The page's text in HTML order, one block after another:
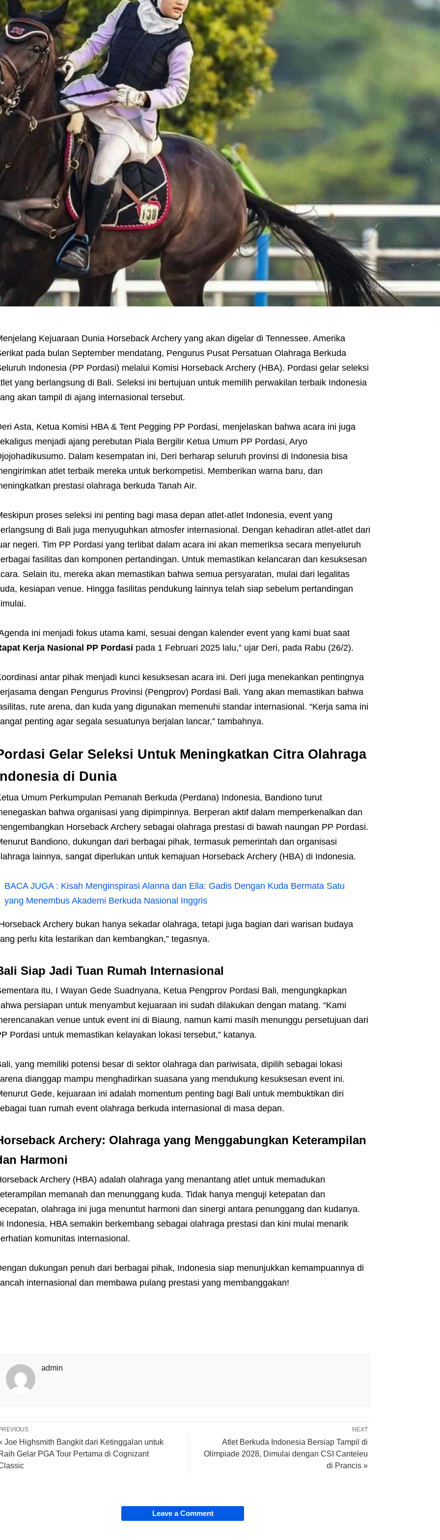
Kejuaraan Dunia Horseback Archery yang akan digelar di Tennessee. Amerika
pada bulan September mendatang, Pengurus Pusat Persatuan Olahraga Berkuda
Indonesia (PP Pordasi) melalui Komisi Horseback Archery (HBA). Pordasi gelar seleksi
yang berlangsung di Bali. Seleksi ini bertujuan untuk memilih perwakilan terbaik Indonesia
akan tampil di ajang internasional tersebut.
Asta, Ketua Komisi HBA & Tent Pegging PP Pordasi, menjelaskan bahwa acara ini juga
menjadi ajang perebutan Piala Bergilir Ketua Umum PP Pordasi, Aryo
Dalam kesempatan ini, Deri berharap seluruh provinsi di Indonesia bisa
atlet terbaik mereka untuk berkompetisi. Memberikan warna baru, dan
prestasi olahraga berkuda Tanah Air.
proses seleksi ini penting bagi masa depan atlet-atlet Indonesia, event yang
di Bali juga menyuguhkan atmosfer internasional. Dengan kehadiran atlet-atlet dari
negeri. Tim PP Pordasi yang terlibat dalam acara ini akan memeriksa secara menyeluruh
fasilitas dan komponen pertandingan. Untuk memastikan kelancaran dan kesuksesan
Selain itu, mereka akan memastikan bahwa semua persyaratan, mulai dari legalitas
kesiapan venue. Hingga fasilitas pendukung lainnya telah siap sebelum pertandingan
ini menjadi fokus utama kami, sesuai dengan kalender event yang kami buat saat
Kerja Nasional PP Pordasi pada 1 Februari 2025 lalu,” ujar Deri, pada Rabu (26/2).
antar pihak menjadi kunci kesuksesan acara ini. Deri juga menekankan pentingnya
dengan Pengurus Provinsi (Pengprov) Pordasi Bali. Yang akan memastikan bahwa
rute arena, dan kuda yang digunakan memenuhi standar internasional. “Kerja sama ini
penting agar segala sesuatunya berjalan lancar,” tambahnya.
Gelar Seleksi Untuk Meningkatkan Citra Olahraga
di Dunia
Umum Perkumpulan Pemanah Berkuda (Perdana) Indonesia, Bandiono turut
bahwa organisasi yang dipimpinnya. Berperan aktif dalam memperkenalkan dan
Horseback Archery sebagai olahraga prestasi di bawah naungan PP Pordasi.
Bandiono, dukungan dari berbagai pihak, termasuk pemerintah dan organisasi
lainnya, sangat diperlukan untuk kemajuan Horseback Archery (HBA) di Indonesia.
BACA JUGA : Kisah Menginspirasi Alanna dan Ella: Gadis Dengan Kuda Bermata Satu
yang Menembus Akademi Berkuda Nasional Inggris
Archery bukan hanya sekadar olahraga, tetapi juga bagian dari warisan budaya
perlu kita lestarikan dan kembangkan,” tegasnya.
Siap Jadi Tuan Rumah Internasional
itu, I Wayan Gede Suadnyana, Ketua Pengprov Pordasi Bali, mengungkapkan
persiapan untuk menyambut kejuaraan ini sudah dilakukan dengan matang. “Kami
venue untuk event ini di Biaung, namun kami masih menunggu persetujuan dari
Pordasi untuk memastikan kelayakan lokasi tersebut,” katanya.
yang memiliki potensi besar di sektor olahraga dan pariwisata, dipilih sebagai lokasi
dianggap mampu menghadirkan suasana yang mendukung kesuksesan event ini.
Gede, kejuaraan ini adalah momentum penting bagi Bali untuk membuktikan diri
tuan rumah event olahraga berkuda internasional di masa depan.
Archery: Olahraga yang Menggabungkan Keterampilan
Harmoni
Archery (HBA) adalah olahraga yang menantang atlet untuk memadukan
memanah dan menunggang kuda. Tidak hanya menguji ketepatan dan
olahraga ini juga menuntut harmoni dan sinergi antara penunggang dan kudanya.
Indonesia, HBA semakin berkembang sebagai olahraga prestasi dan kini mulai menarik
komunitas internasional.
dukungan penuh dari berbagai pihak, Indonesia siap menunjukkan kemampuannya di
internasional dan membawa pulang prestasi yang membanggakan!
admin
NEXT
Atlet Berkuda Indonesia Bersiap Tampil di
Olimpiade 2028, Dimulai dengan CSI Canteleu
di Prancis »
Joe Highsmith Bangkit dari Ketinggalan untuk
Gelar PGA Tour Pertama di Cognizant
Leave a Comment